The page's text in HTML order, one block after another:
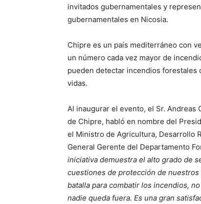
invitados gubernamentales y
gubernamentales en Nicosia.
Chipre es un país mediterráneo con
un número cada vez mayor de
pueden detectar incendios forestales
vidas.
Al inaugurar el evento, el Sr.
de Chipre, habló en nombre del
el Ministro de Agricultura, Desarrollo
General Gerente del Departamento
iniciativa demuestra el alto grado de
cuestiones de protección de
batalla para combatir los incendios,
nadie queda fuera. Es una gran